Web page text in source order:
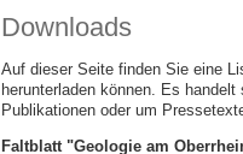
Downloads
Auf dieser Seite finden Sie eine
herunterladen können. Es
Publikationen oder um
Faltblatt "Geologie am